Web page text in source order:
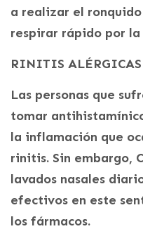
a realizar el
respirar rápido por la
RINITIS ALÉRGICAS
Las personas que
tomar
la inflamación que
rinitis. Sin embargo,
lavados nasales
efectivos en este
los fármacos.